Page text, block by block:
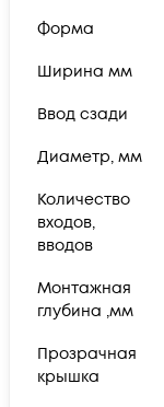
Форма
Ширина мм
Ввод сзади
Диаметр, мм
Количество
входов,
вводов
Монтажная
глубина ,мм
Прозрачная
крышка